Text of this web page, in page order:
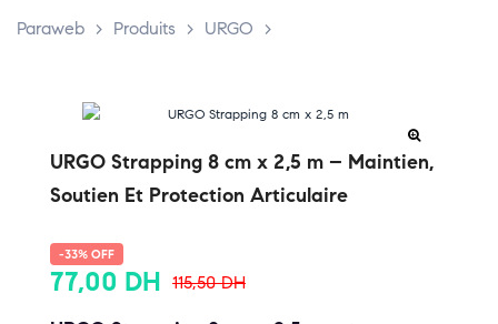
Paraweb > Produits > URGO >
URGO Strapping 8 cm x 2,5 m – Maintien,
Soutien Et Protection Articulaire
-33% OFF
115,50DH
77,00 DH